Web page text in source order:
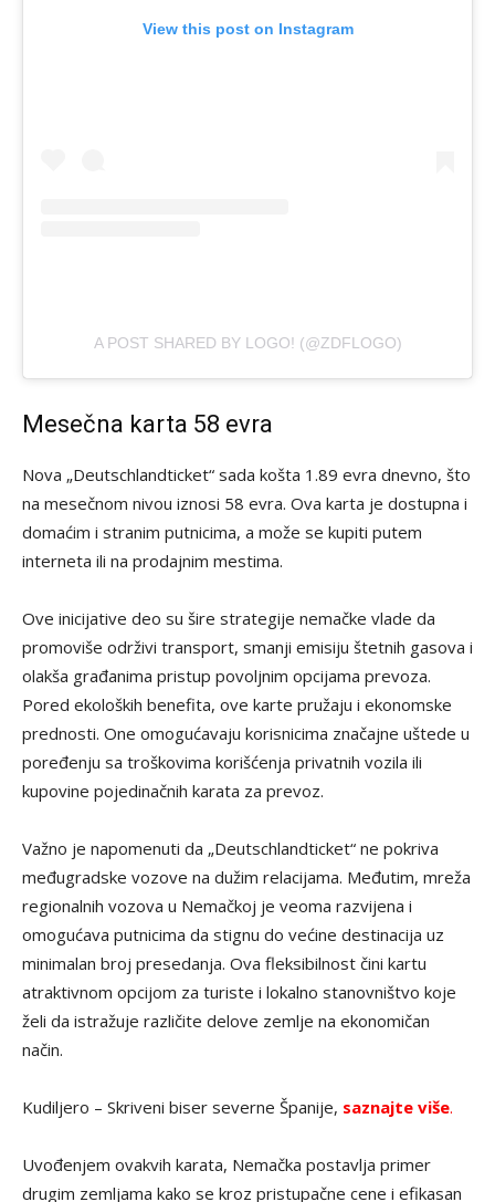
View this post on Instagram
A POST SHARED BY LOGO! (@ZDFLOGO)
Mesečna karta 58 evra
Nova „Deutschlandticket“ sada košta 1.89 evra dnevno, što
na mesečnom nivou iznosi 58 evra. Ova karta je dostupna i
domaćim i stranim putnicima, a može se kupiti putem
interneta ili na prodajnim mestima.
Ove inicijative deo su šire strategije nemačke vlade da
promoviše održivi transport, smanji emisiju štetnih gasova i
olakša građanima pristup povoljnim opcijama prevoza.
Pored ekoloških benefita, ove karte pružaju i ekonomske
prednosti. One omogućavaju korisnicima značajne uštede u
poređenju sa troškovima korišćenja privatnih vozila ili
kupovine pojedinačnih karata za prevoz.
Važno je napomenuti da „Deutschlandticket“ ne pokriva
međugradske vozove na dužim relacijama. Međutim, mreža
regionalnih vozova u Nemačkoj je veoma razvijena i
omogućava putnicima da stignu do većine destinacija uz
minimalan broj presedanja. Ova fleksibilnost čini kartu
atraktivnom opcijom za turiste i lokalno stanovništvo koje
želi da istražuje različite delove zemlje na ekonomičan
način.
Kudiljero – Skriveni biser severne Španije, saznajte više.
Uvođenjem ovakvih karata, Nemačka postavlja primer
drugim zemljama kako se kroz pristupačne cene i efikasan